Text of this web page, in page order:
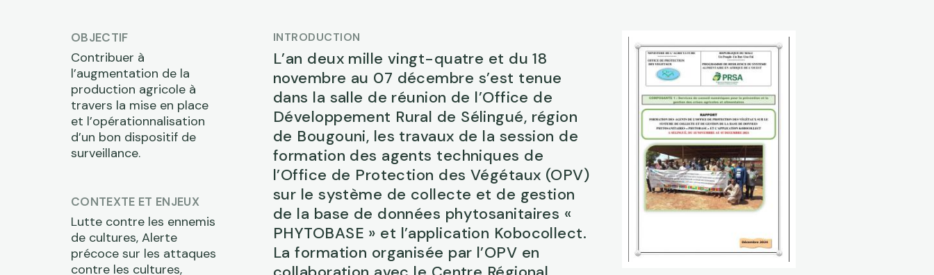
OBJECTIF
Contribuer à
l’augmentation de la
production agricole à
travers la mise en place
et l’opérationnalisation
d’un bon dispositif de
surveillance.
CONTEXTE ET ENJEUX
Lutte contre les ennemis
de cultures, Alerte
précoce sur les attaques
contre les cultures,
INTRODUCTION
L’an deux mille vingt-quatre et du 18
novembre au 07 décembre s’est tenue
dans la salle de réunion de l’Office de
Développement Rural de Sélingué, région
de Bougouni, les travaux de la session de
formation des agents techniques de
l’Office de Protection des Végétaux (OPV)
sur le système de collecte et de gestion
de la base de données phytosanitaires «
PHYTOBASE » et l’application Kobocollect.
La formation organisée par l’OPV en